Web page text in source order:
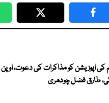
Twitter
کی اپوزیشن کو مذاکرات کی دعوت،
طارق فضل چودھری